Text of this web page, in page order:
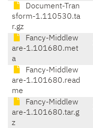
Document-Tran
sform-1.110530.ta
r.gz
Fancy-Middlew
are-1.101680.met
a
Fancy-Middlew
are-1.101680.read
me
Fancy-Middlew
are-1.101680.tar.g
z